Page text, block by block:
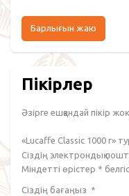
Барлығын жаю
Пікірлер
Әзірге ешқандай пікір жоқ.
«Lucaffe Classic 1000 г»
Сіздің электрондық
Міндетті өрістер *
Сіздің бағаңыз *